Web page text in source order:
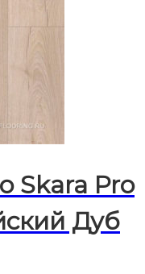
Skara Pro
Дуб